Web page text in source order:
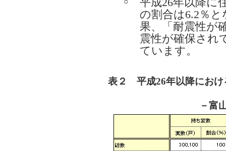
の割合は6.2％
果、「耐震性が
震性が確保され
ています。
表２ 平成26年以降におけ
－富